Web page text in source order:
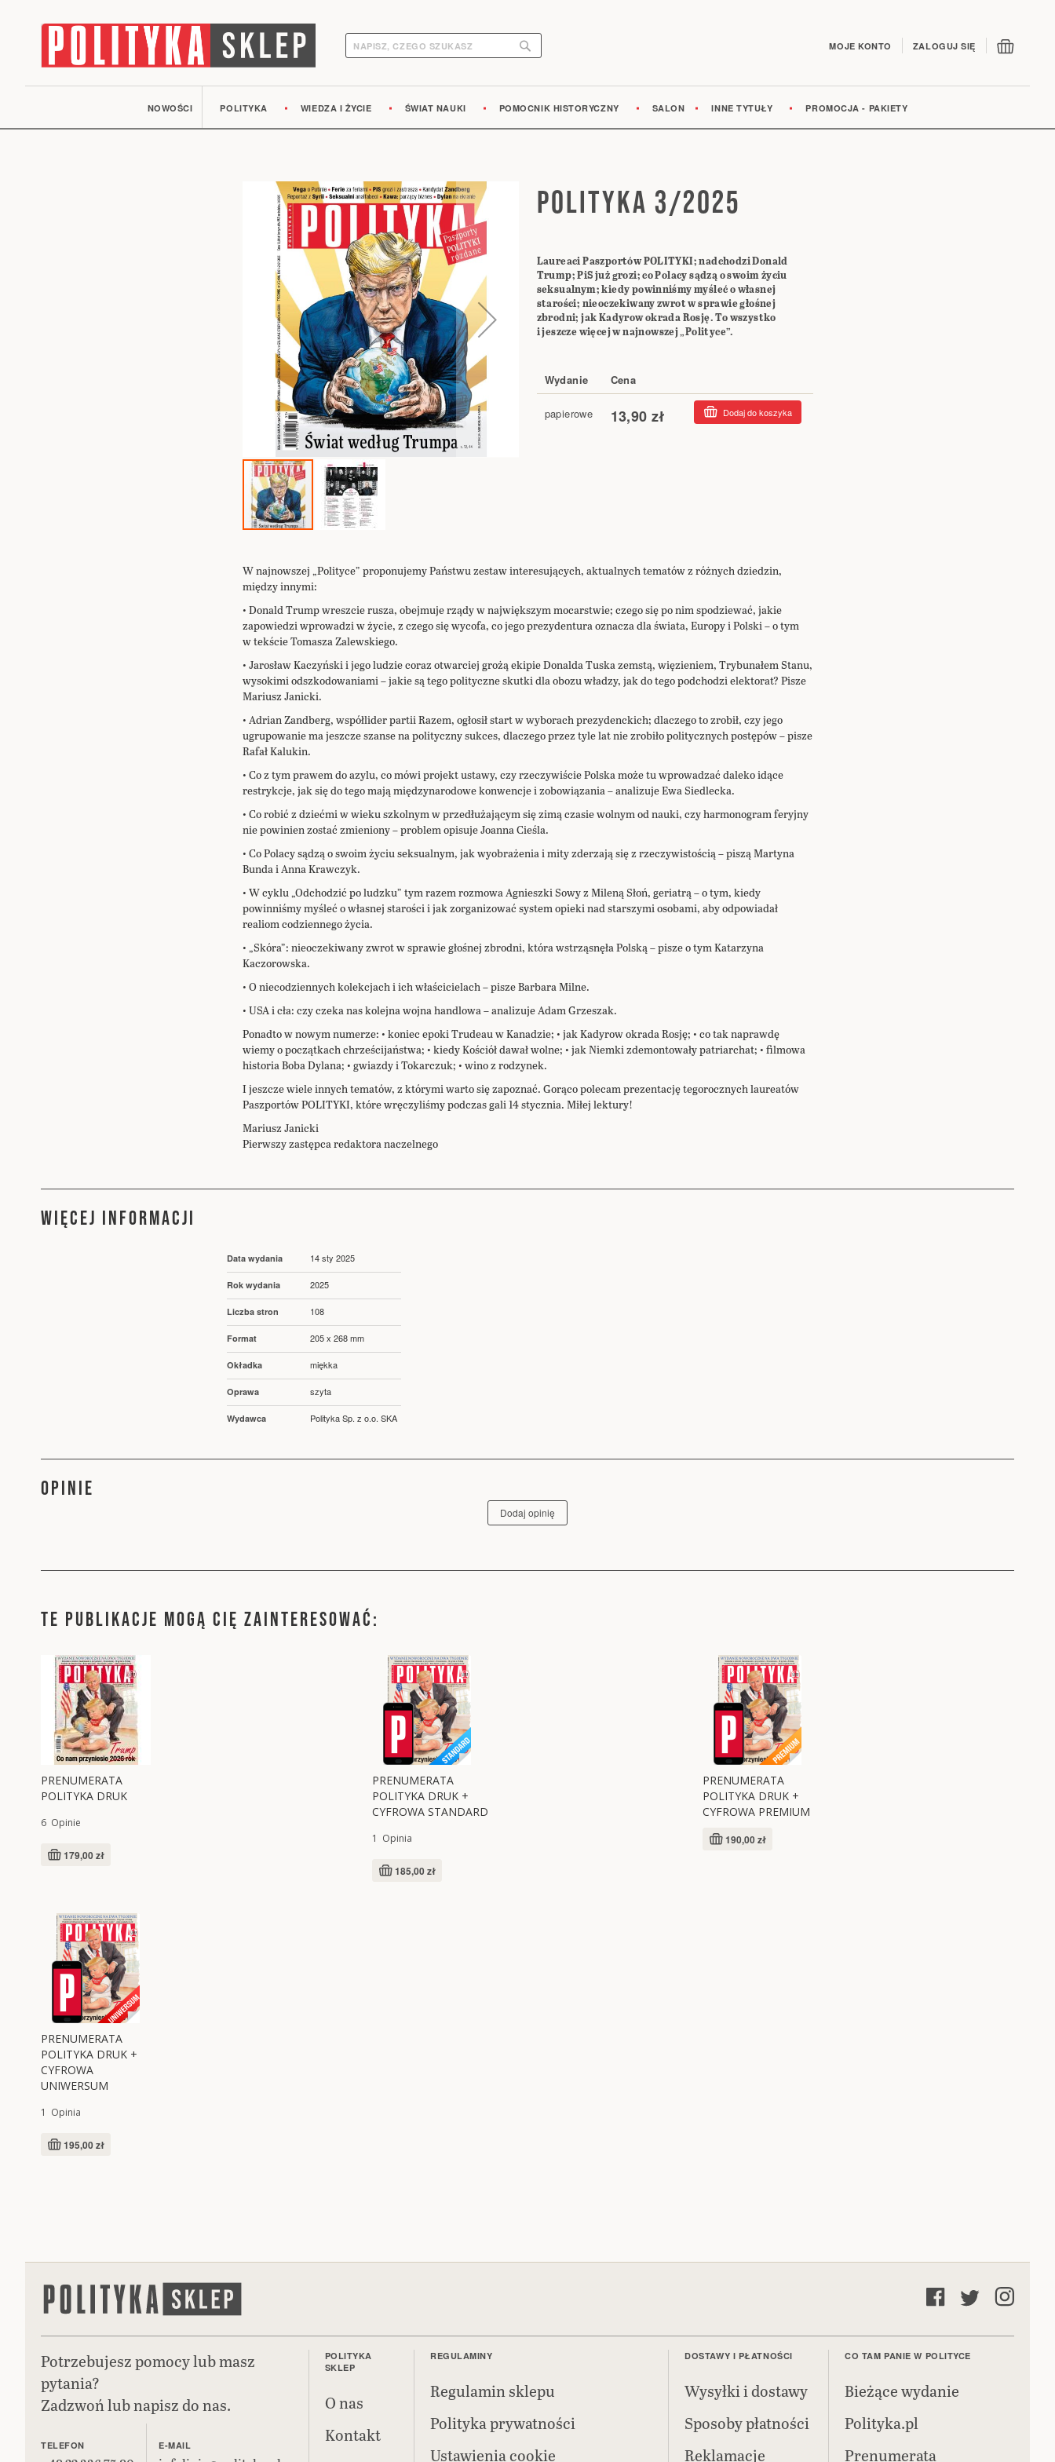
Search
MOJE KONTO ZALOGUJ SIĘ Mój
NOWOŚCI POLITYKA WIEDZA I ŻYCIE ŚWIAT NAUKI POMOCNIK HISTORYCZNY SALON INNE TYTUŁY PROMOCJA - PAKIETY
Przejdź
początek
galerii
POLITYKA 3/2025
Laureaci Paszportów POLITYKI; nadchodzi Donald
Trump; PiS już grozi; co Polacy sądzą o swoim życiu
seksualnym; kiedy powinniśmy myśleć o własnej
starości; nieoczekiwany zwrot w sprawie głośnej
zbrodni; jak Kadyrow okrada Rosję. To wszystko
i jeszcze więcej w najnowszej „Polityce”.
produktów
Wydanie Cena
papierowe 13,90 zł Dodaj do koszyka
W najnowszej „Polityce” proponujemy Państwu zestaw interesujących, aktualnych tematów z różnych dziedzin,
między innymi:
• Donald Trump wreszcie rusza, obejmuje rządy w największym mocarstwie; czego się po nim spodziewać, jakie
zapowiedzi wprowadzi w życie, z czego się wycofa, co jego prezydentura oznacza dla świata, Europy i Polski – o tym
w tekście Tomasza Zalewskiego.
• Jarosław Kaczyński i jego ludzie coraz otwarciej grożą ekipie Donalda Tuska zemstą, więzieniem, Trybunałem Stanu,
wysokimi odszkodowaniami – jakie są tego polityczne skutki dla obozu władzy, jak do tego podchodzi elektorat? Pisze
Mariusz Janicki.
• Adrian Zandberg, współlider partii Razem, ogłosił start w wyborach prezydenckich; dlaczego to zrobił, czy jego
ugrupowanie ma jeszcze szanse na polityczny sukces, dlaczego przez tyle lat nie zrobiło politycznych postępów – pisze
Rafał Kalukin.
• Co z tym prawem do azylu, co mówi projekt ustawy, czy rzeczywiście Polska może tu wprowadzać daleko idące
restrykcje, jak się do tego mają międzynarodowe konwencje i zobowiązania – analizuje Ewa Siedlecka.
• Co robić z dziećmi w wieku szkolnym w przedłużającym się zimą czasie wolnym od nauki, czy harmonogram feryjny
nie powinien zostać zmieniony – problem opisuje Joanna Cieśla.
• Co Polacy sądzą o swoim życiu seksualnym, jak wyobrażenia i mity zderzają się z rzeczywistością – piszą Martyna
Bunda i Anna Krawczyk.
• W cyklu „Odchodzić po ludzku” tym razem rozmowa Agnieszki Sowy z Mileną Słoń, geriatrą – o tym, kiedy
powinniśmy myśleć o własnej starości i jak zorganizować system opieki nad starszymi osobami, aby odpowiadał
realiom codziennego życia.
• „Skóra”: nieoczekiwany zwrot w sprawie głośnej zbrodni, która wstrząsnęła Polską – pisze o tym Katarzyna
Kaczorowska.
• O niecodziennych kolekcjach i ich właścicielach – pisze Barbara Milne.
• USA i cła: czy czeka nas kolejna wojna handlowa – analizuje Adam Grzeszak.
Ponadto w nowym numerze: • koniec epoki Trudeau w Kanadzie; • jak Kadyrow okrada Rosję; • co tak naprawdę
wiemy o początkach chrześcijaństwa; • kiedy Kościół dawał wolne; • jak Niemki zdemontowały patriarchat; • filmowa
historia Boba Dylana; • gwiazdy i Tokarczuk; • wino z rodzynek.
I jeszcze wiele innych tematów, z którymi warto się zapoznać. Gorąco polecam prezentację tegorocznych laureatów
Paszportów POLITYKI, które wręczyliśmy podczas gali 14 stycznia. Miłej lektury!
Mariusz Janicki
Pierwszy zastępca redaktora naczelnego
WIĘCEJ INFORMACJI
Więcej
informacji
Data wydania 14 sty 2025
Rok wydania 2025
Liczba stron 108
Format 205 x 268 mm
Okładka miękka
Oprawa szyta
Wydawca Polityka Sp. z o.o. SKA
OPINIE
Dodaj opinię
TE PUBLIKACJE MOGĄ CIĘ ZAINTERESOWAĆ:
PRENUMERATA
POLITYKA DRUK
6 Opinie
179,00 zł
PRENUMERATA
POLITYKA DRUK +
CYFROWA STANDARD
1 Opinia
185,00 zł
PRENUMERATA
POLITYKA DRUK +
CYFROWA PREMIUM
190,00 zł
PRENUMERATA
POLITYKA DRUK +
CYFROWA
UNIWERSUM
1 Opinia
195,00 zł
Potrzebujesz pomocy lub masz
pytania?
Zadzwoń lub napisz do nas.
TELEFON E-MAIL
POLITYKA
SKLEP
O nas
Kontakt
REGULAMINY
Regulamin sklepu
Polityka prywatności
Ustawienia cookie
DOSTAWY I PŁATNOŚCI
Wysyłki i dostawy
Sposoby płatności
Reklamacje
CO TAM PANIE W POLITYCE
Bieżące wydanie
Polityka.pl
Prenumerata